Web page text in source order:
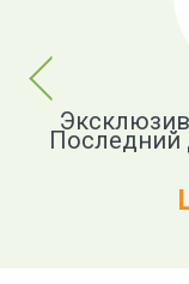
Previous
Последний